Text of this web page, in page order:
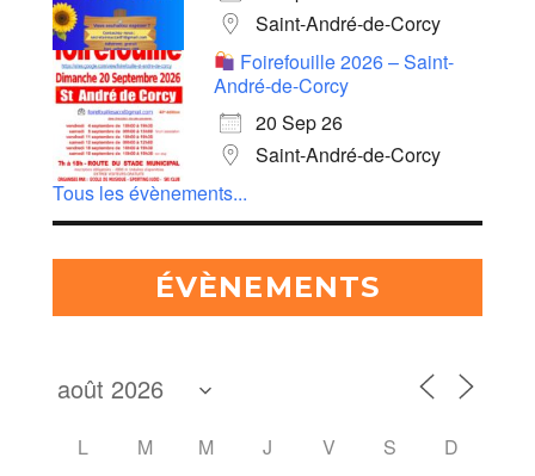
Saint-André-de-Corcy
Foirefouille 2026 – Saint-
André-de-Corcy
20 Sep 26
Saint-André-de-Corcy
Tous les évènements...
ÉVÈNEMENTS
L M M J V S
D